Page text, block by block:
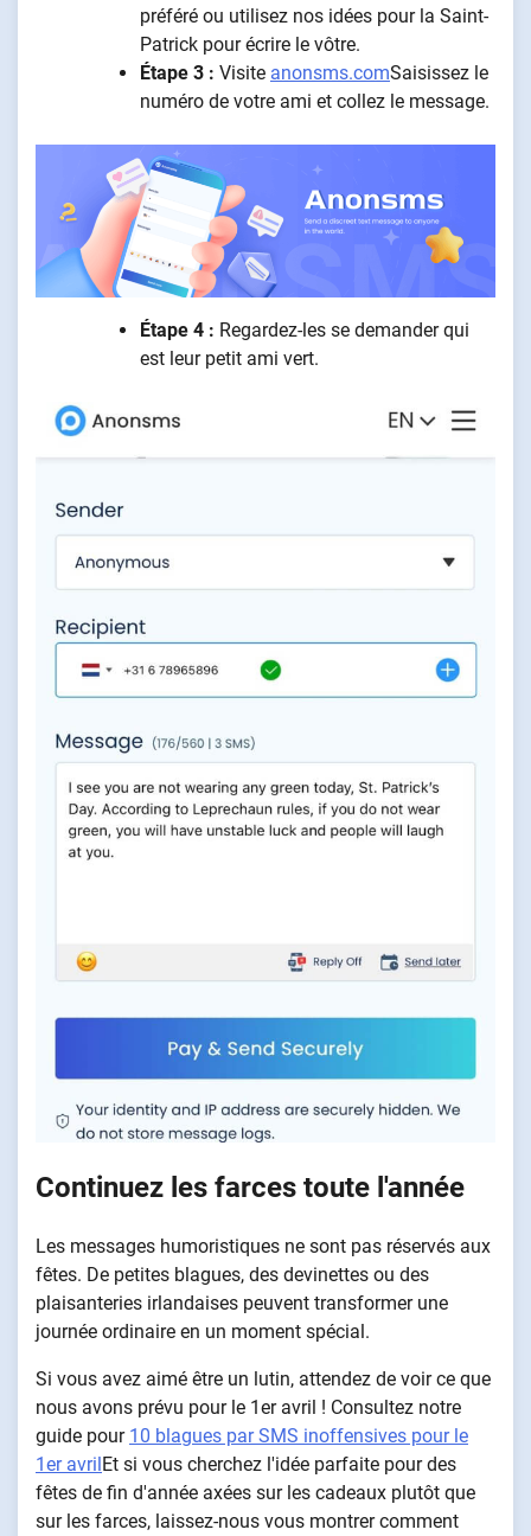
préféré ou utilisez nos idées pour la Saint-
Patrick pour écrire le vôtre.
Étape 3 : Visite anonsms.comSaisissez le
numéro de votre ami et collez le message.
Étape 4 : Regardez-les se demander qui
est leur petit ami vert.
Continuez les farces toute l'année
Les messages humoristiques ne sont pas réservés aux
fêtes. De petites blagues, des devinettes ou des
plaisanteries irlandaises peuvent transformer une
journée ordinaire en un moment spécial.
Si vous avez aimé être un lutin, attendez de voir ce que
nous avons prévu pour le 1er avril ! Consultez notre
guide pour 10 blagues par SMS inoffensives pour le
1er avrilEt si vous cherchez l'idée parfaite pour des
fêtes de fin d'année axées sur les cadeaux plutôt que
sur les farces, laissez-nous vous montrer comment